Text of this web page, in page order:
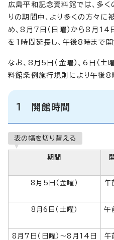
広島平和記念資料館では、多
りの期間中、より多くの方々
め、8月7日（日曜）から8月14
を1時間延長し、午後8時まで開
なお、8月5日（金曜）、6日（
料館条例施行規則により午後8
1 開館時間
表の幅を切り替える
期間
8月5日（金曜）
午
8月6日（土曜）
午
8月7日（日曜）～8月14日
午